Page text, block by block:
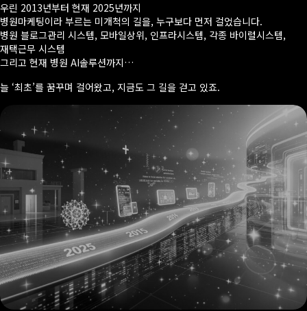
우린 2013년부터 현재 2025년까지
병원마케팅이라 부르는 미개척의 길을, 누구보다 먼저 걸었습니다.
병원 블로그관리 시스템, 모바일상위, 인프라시스템, 각종 바이럴시스템,
재택근무 시스템
그리고 현재 병원 AI솔루션까지…
늘 ‘최초’를 꿈꾸며 걸어왔고, 지금도 그 길을 걷고 있죠.